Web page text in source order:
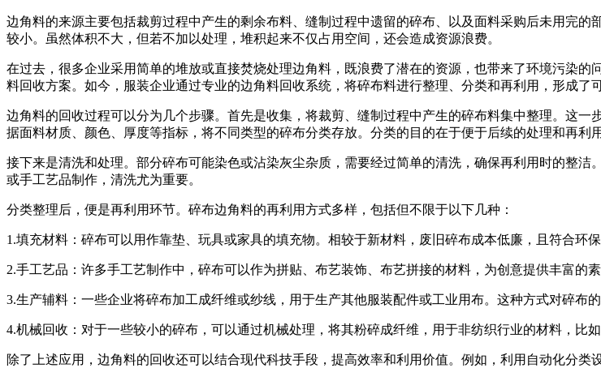
边角料的来源主要包括裁剪过程中产生的剩余布料、缝制过程中遗留的碎布、以及面料采购后未用完
较小。虽然体积不大，但若不加以处理，堆积起来不仅占用空间，还会造成资源浪费。
在过去，很多企业采用简单的堆放或直接焚烧处理边角料，既浪费了潜在的资源，也带来了环境污染
料回收方案。如今，服装企业通过专业的边角料回收系统，将碎布料进行整理、分类和再利用，形成了
边角料的回收过程可以分为几个步骤。首先是收集，将裁剪、缝制过程中产生的碎布料集中整理。这
据面料材质、颜色、厚度等指标，将不同类型的碎布分类存放。分类的目的在于便于后续的处理和再利
接下来是清洗和处理。部分碎布可能染色或沾染灰尘杂质，需要经过简单的清洗，确保再利用时的整
或手工艺品制作，清洗尤为重要。
分类整理后，便是再利用环节。碎布边角料的再利用方式多样，包括但不限于以下几种：
1.填充材料：碎布可以用作靠垫、玩具或家具的填充物。相较于新材料，废旧碎布成本低廉，且符合环保
2.手工艺品：许多手工艺制作中，碎布可以作为拼贴、布艺装饰、布艺拼接的材料，为创意提供丰富的
3.生产辅料：一些企业将碎布加工成纤维或纱线，用于生产其他服装配件或工业用布。这种方式对碎布
4.机械回收：对于一些较小的碎布，可以通过机械处理，将其粉碎成纤维，用于非纺织行业的材料，比如
除了上述应用，边角料的回收还可以结合现代科技手段，提高效率和利用价值。例如，利用自动化分